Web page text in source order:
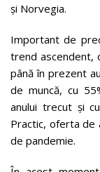
și Norvegia.
Important de
trend ascendent,
până în prezent
de muncă, cu
anului trecut și
Practic, oferta de
de pandemie.